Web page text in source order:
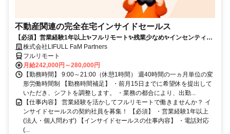
不動産関連の完全在宅インサイドセールス
【必須】営業経験1年以上✨フルリモート✨残業少なめ✨インセンティブ
有 株式会社LIFULL FaM Partners
フルリモート
月給242,000円～280,000円
【勤務時間】 9:00～21:00（休憩1時間） 週40時間の一ヵ月単位の変
形労働時間制 【勤務時間補足】 ・前月15日までに希望休を提出して
いただき、シフトを調整します。 ・業務の都合により、出勤...
【仕事内容】 営業経験を活かしてフルリモートで働きませんか？ イ
ンサイドセールスの契約社員を募集！ 【必須】 ・営業経験1年以上
(法人・個人問わず) 【インサイドセールスの仕事内容】 ・電話対応
(...